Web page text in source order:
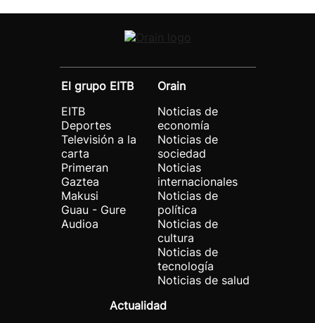
El grupo EITB
EITB
Deportes
Televisión a la
carta
Primeran
Gaztea
Makusi
Guau - Gure
Audioa
Orain
Noticias de
economía
Noticias de
sociedad
Noticias
internacionales
Noticias de
política
Noticias de
cultura
Noticias de
tecnología
Noticias de salud
Actualidad